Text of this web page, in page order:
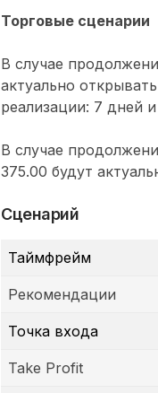
Торговые сценарии
В случае
актуально
реализации: 7 дней и
В случае
375.00 будут
Сценарий
Таймфрейм
Рекомендации
Точка входа
Take Profit